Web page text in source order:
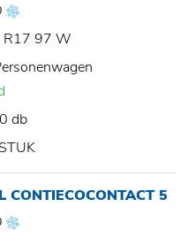
97 W
0 db
CONTIECOCONTACT 5